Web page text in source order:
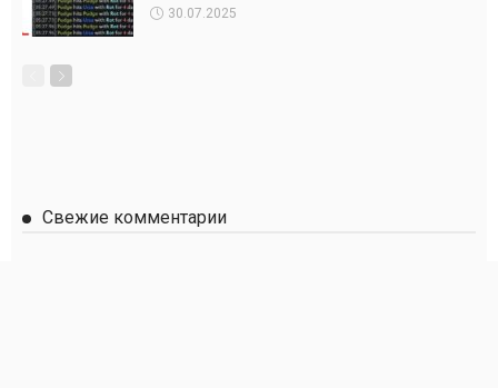
30.07.2025
Свежие комментарии